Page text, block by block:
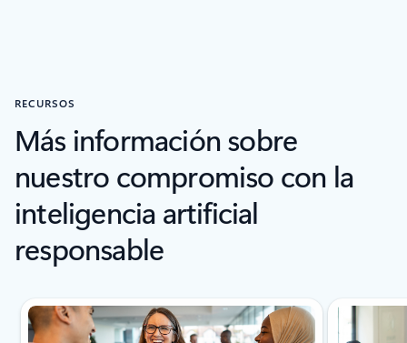
RECURSOS
Más información sobre
nuestro compromiso con la
inteligencia artificial
responsable
Mostrando diapositiva 1 de 5